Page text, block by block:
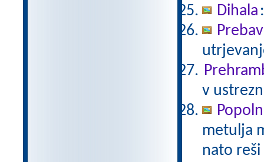
Dihala
v
metulja
nato